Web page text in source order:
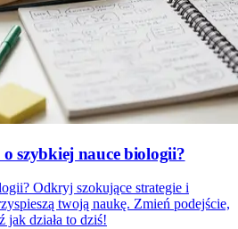
o szybkiej nauce biologii?
Odkryj szokujące strategie i
twoją naukę. Zmień podejście,
jak działa to dziś!